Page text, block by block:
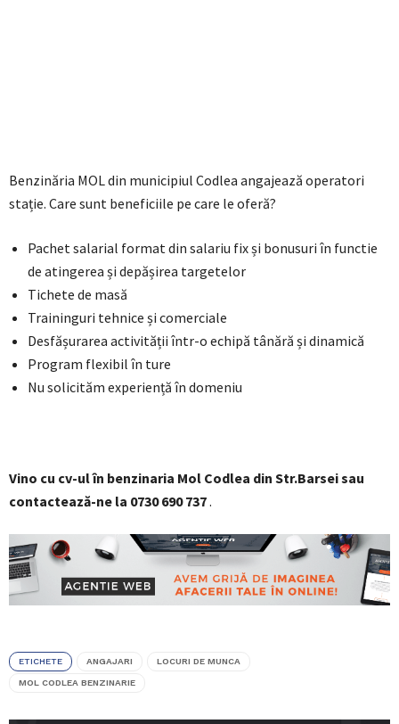
Benzinăria MOL din municipiul Codlea angajează operatori
stație. Care sunt beneficiile pe care le oferă?
Pachet salarial format din salariu fix și bonusuri în functie
de atingerea și depășirea targetelor
Tichete de masă
Traininguri tehnice și comerciale
Desfășurarea activității într-o echipă tânără și dinamică
Program flexibil în ture
Nu solicităm experiență în domeniu
Vino cu cv-ul în benzinaria Mol Codlea din Str.Barsei sau
contactează-ne la 0730 690 737.
ETICHETE ANGAJARI LOCURI DE MUNCA
MOL CODLEA BENZINARIE